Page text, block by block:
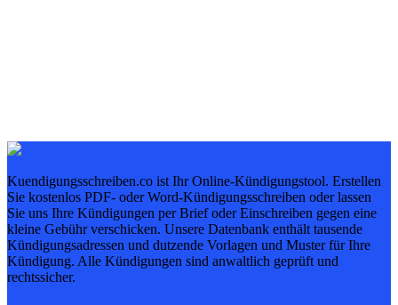
Kuendigungsschreiben.co ist Ihr Online-Kündigungstool. Erstellen
Sie kostenlos PDF- oder Word-Kündigungsschreiben oder lassen
Sie uns Ihre Kündigungen per Brief oder Einschreiben gegen eine
kleine Gebühr verschicken. Unsere Datenbank enthält tausende
Kündigungsadressen und dutzende Vorlagen und Muster für Ihre
Kündigung. Alle Kündigungen sind anwaltlich geprüft und
rechtssicher.